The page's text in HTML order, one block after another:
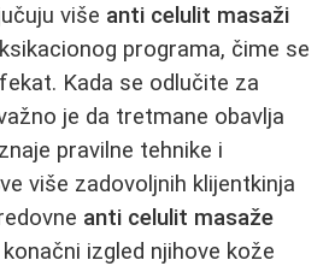
više anti celulit masaži
programa, čime se
Kada se odlučite za
je da tretmane obavlja
pravilne tehnike i
više zadovoljnih klijentkinja
anti celulit masaže
izgled njihove kože